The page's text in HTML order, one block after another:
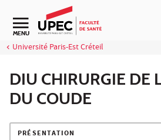
Aller au contenu
Navigation secondaire
MENU
Université Paris-Est Créteil
DIU CHIRURGIE DE
DU COUDE
PRÉSENTATION